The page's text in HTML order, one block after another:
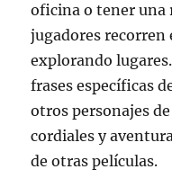
oficina o tener
jugadores recorren
explorando
frases específicas
otros personajes
cordiales y
de otras películas.